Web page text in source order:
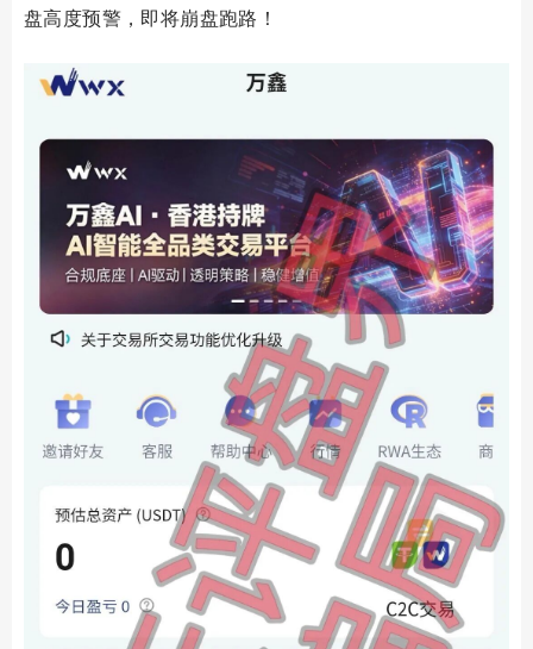
盘高度预警，即将崩盘跑路！